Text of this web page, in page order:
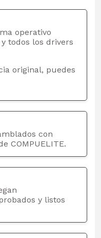
operativo
todos los drivers
original, puedes
con
COMPUELITE.
y listos